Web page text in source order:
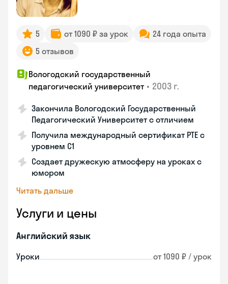
5 от 1090 ₽ за урок
24 года опыта
5 отзывов
Вологодский государственный
педагогический университет • 2003 г.
Закончила Вологодский Государственный
Педагогический Университет с отличием
Получила международный сертификат PTE с
уровнем C1
Создает дружескую атмосферу на уроках с
юмором
Читать дальше
Услуги и цены
Английский язык
Уроки от 1090 ₽ / урок